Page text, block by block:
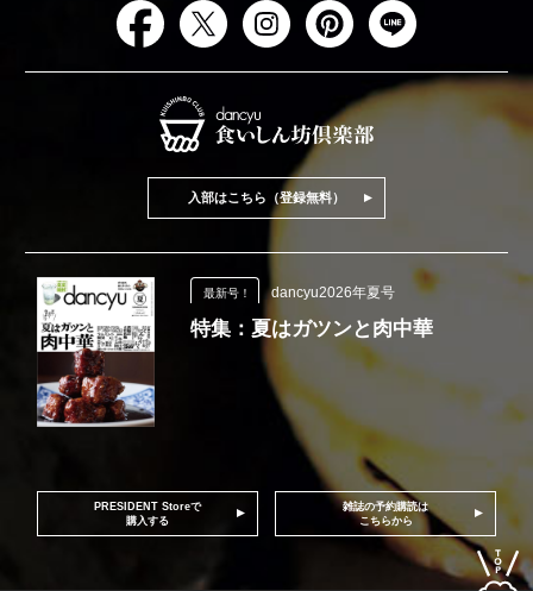
入部はこちら（登録無料）
最新号！ dancyu2026年夏号
特集：夏はガツンと肉中華
PRESIDENT Storeで
購入する
雑誌の予約購読は
こちらから